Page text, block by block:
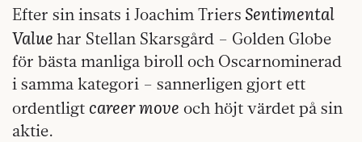
Efter sin insats i Joachim Triers Sentimental
Value har Stellan Skarsgård – Golden Globe
för bästa manliga biroll och Oscarnominerad
i samma kategori – sannerligen gjort ett
ordentligt career move och höjt värdet på sin
aktie.